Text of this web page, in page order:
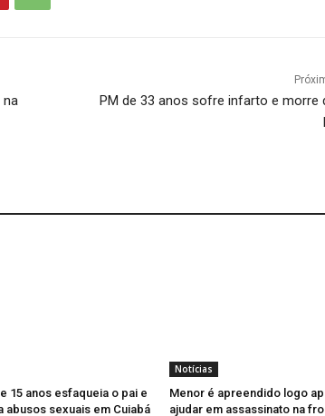
na
PM de 33 anos sofre infarto e morre
15 anos esfaqueia o pai e
abusos sexuais em Cuiabá
Notícias
Menor é apreendido logo
ajudar em assassinato na